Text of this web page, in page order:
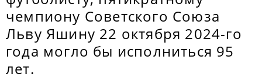
чемпиону Советского Союза
Льву Яшину 22 октября 2024-го
года могло бы исполниться 95
лет.